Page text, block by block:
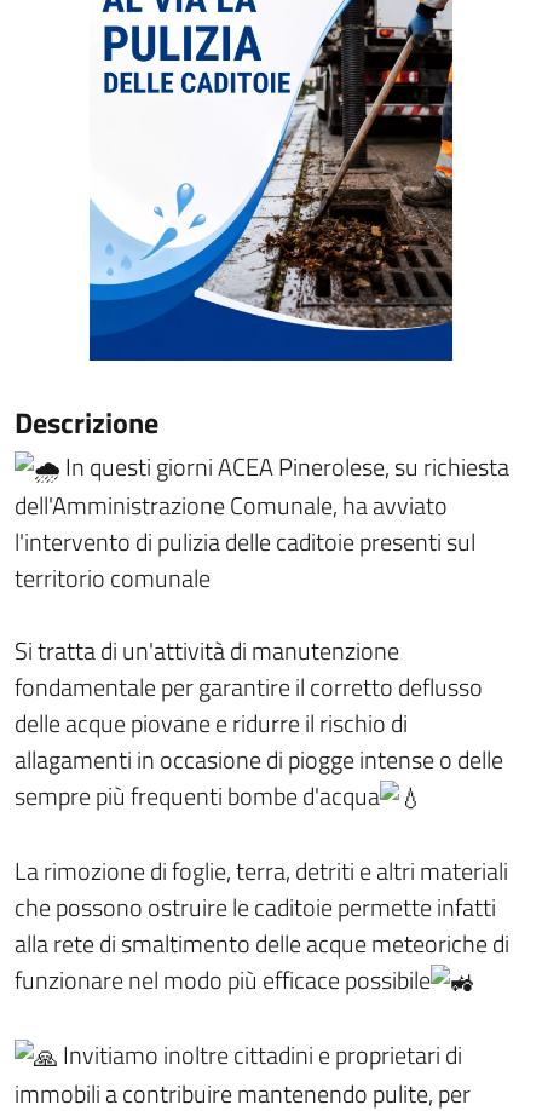
Descrizione
In questi giorni ACEA Pinerolese, su richiesta
dell'Amministrazione Comunale, ha avviato
l'intervento di pulizia delle caditoie presenti sul
territorio comunale
Si tratta di un'attività di manutenzione
fondamentale per garantire il corretto deflusso
delle acque piovane e ridurre il rischio di
allagamenti in occasione di piogge intense o delle
sempre più frequenti bombe d'acqua
La rimozione di foglie, terra, detriti e altri materiali
che possono ostruire le caditoie permette infatti
alla rete di smaltimento delle acque meteoriche di
funzionare nel modo più efficace possibile
Invitiamo inoltre cittadini e proprietari di
immobili a contribuire mantenendo pulite, per